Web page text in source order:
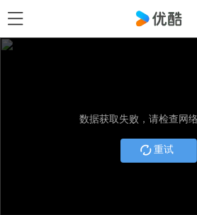
数据获取失败，请检查网
重试